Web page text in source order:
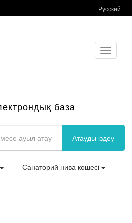
Русский
Toggle
база
Атауды іздеу
Санаторий нива көшесі